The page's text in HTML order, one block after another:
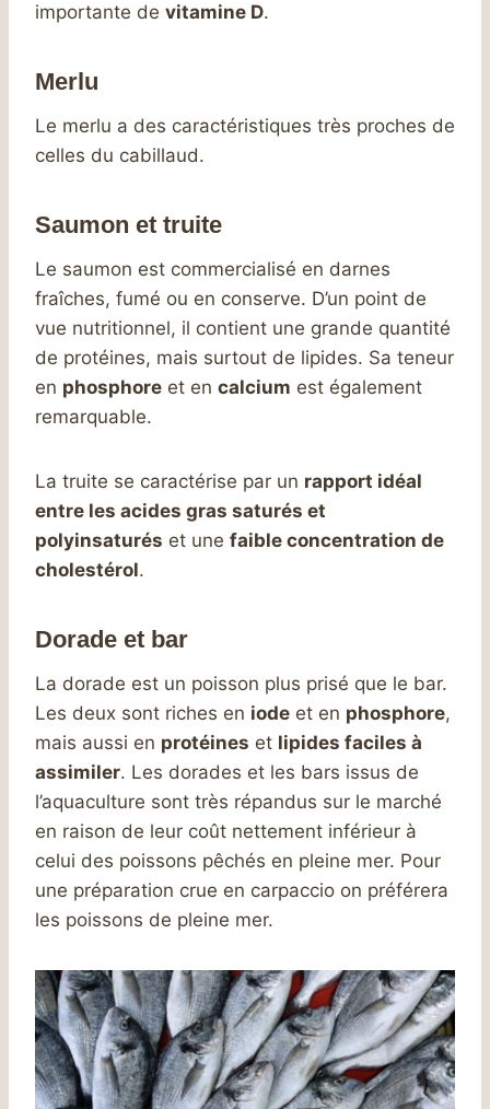
importante de vitamine D.
Merlu
Le merlu a des caractéristiques très proches de
celles du cabillaud.
Saumon et truite
Le saumon est commercialisé en darnes
fraîches, fumé ou en conserve. D’un point de
vue nutritionnel, il contient une grande quantité
de protéines, mais surtout de lipides. Sa teneur
en phosphore et en calcium est également
remarquable.
La truite se caractérise par un rapport idéal
entre les acides gras saturés et
polyinsaturés et une faible concentration de
cholestérol.
Dorade et bar
La dorade est un poisson plus prisé que le bar.
Les deux sont riches en iode et en phosphore,
mais aussi en protéines et lipides faciles à
assimiler. Les dorades et les bars issus de
l’aquaculture sont très répandus sur le marché
en raison de leur coût nettement inférieur à
celui des poissons pêchés en pleine mer. Pour
une préparation crue en carpaccio on préférera
les poissons de pleine mer.